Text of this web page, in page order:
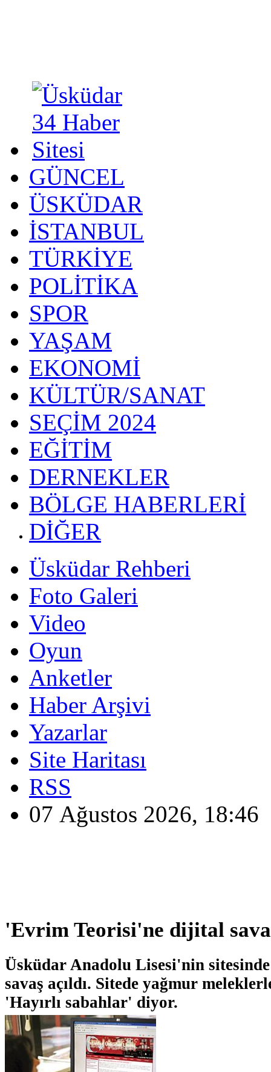
GÜNCEL
ÜSKÜDAR
İSTANBUL
TÜRKİYE
POLİTİKA
SPOR
YAŞAM
EKONOMİ
KÜLTÜR/SANAT
SEÇİM 2024
EĞİTİM
DERNEKLER
BÖLGE HABERLERİ
DİĞER
Üsküdar Rehberi
Foto Galeri
Video
Oyun
Anketler
Haber Arşivi
Yazarlar
Site Haritası
RSS
07 Ağustos 2026, 18:46
'Evrim Teorisi'ne dijital
Üsküdar Anadolu Lisesi'nin
savaş açıldı. Sitede yağmur
'Hayırlı sabahlar' diyor.